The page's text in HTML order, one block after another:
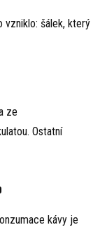
vzniklo: šálek, který
ze
Ostatní
kávy je